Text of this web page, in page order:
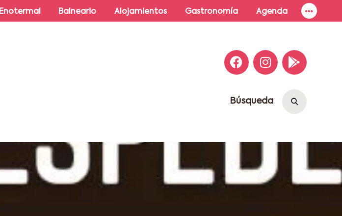
Enotermal Balneario Alojamientos Gastronomía Agenda
Búsqueda